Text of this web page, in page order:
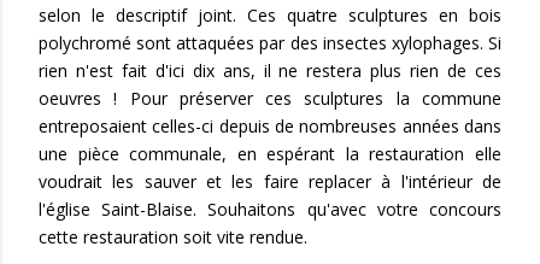
selon le descriptif joint. Ces quatre sculptures en bois
polychromé sont attaquées par des insectes xylophages. Si
rien n'est fait d'ici dix ans, il ne restera plus rien de ces
oeuvres ! Pour préserver ces sculptures la commune
entreposaient celles-ci depuis de nombreuses années dans
une pièce communale, en espérant la restauration elle
voudrait les sauver et les faire replacer à l'intérieur de
l'église Saint-Blaise. Souhaitons qu'avec votre concours
cette restauration soit vite rendue.